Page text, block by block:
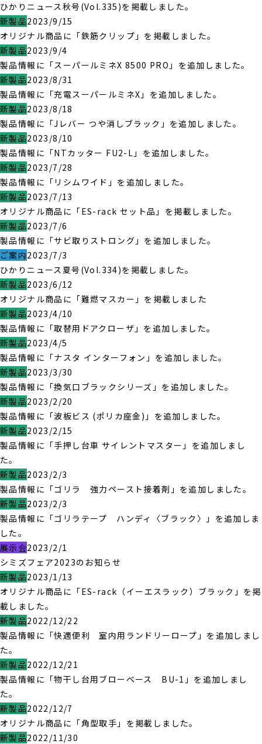
ひかりニュース秋号(Vol.335)を掲載しました。
新製品2023/9/15
オリジナル商品に「鉄筋クリップ」を掲載しました。
新製品2023/9/4
製品情報に「スーパールミネX 8500 PRO」を追加しました。
新製品2023/8/31
製品情報に「充電スーパールミネX」を追加しました。
新製品2023/8/18
製品情報に「Jレバー つや消しブラック」を追加しました。
新製品2023/8/10
製品情報に「NTカッター FU2-L」を追加しました。
新製品2023/7/28
製品情報に「リシムワイド」を追加しました。
新製品2023/7/13
オリジナル商品に「ES-rack セット品」を掲載しました。
新製品2023/7/6
製品情報に「サビ取りストロング」を追加しました。
ご案内2023/7/3
ひかりニュース夏号(Vol.334)を掲載しました。
新製品2023/6/12
オリジナル商品に「難燃マスカー」を掲載しました
新製品2023/4/10
製品情報に「取替用ドアクローザ」を追加しました。
新製品2023/4/5
製品情報に「ナスタ インターフォン」を追加しました。
新製品2023/3/30
製品情報に「換気口ブラックシリーズ」を追加しました。
新製品2023/2/20
製品情報に「波板ビス (ポリカ座金)」を追加しました。
新製品2023/2/15
製品情報に「手押し台車 サイレントマスター」を追加しまし
た。
新製品2023/2/3
製品情報に「ゴリラ 強力ペースト接着剤」を追加しました。
新製品2023/2/3
製品情報に「ゴリラテープ ハンディ〈ブラック〉」を追加しま
した。
展示会2023/2/1
シミズフェア2023のお知らせ
新製品2023/1/13
オリジナル商品に「ES-rack（イーエスラック）ブラック」を掲
載しました。
新製品2022/12/22
製品情報に「快適便利 室内用ランドリーロープ」を追加しまし
た。
新製品2022/12/21
製品情報に「物干し台用ブローベース BU-1」を追加しまし
た。
新製品2022/12/7
オリジナル商品に「角型取手」を掲載しました。
新製品2022/11/30